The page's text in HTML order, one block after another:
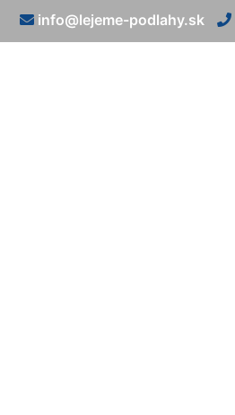
info@lejeme-podlahy.sk